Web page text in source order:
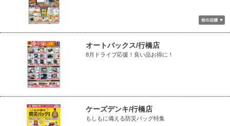
オートバックス/行橋店
8月ドライブ応援！良い品お得に！
ケーズデンキ/行橋店
もしもに備える防災バッグ特集